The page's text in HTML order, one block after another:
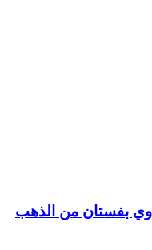
بفستان من الذهب